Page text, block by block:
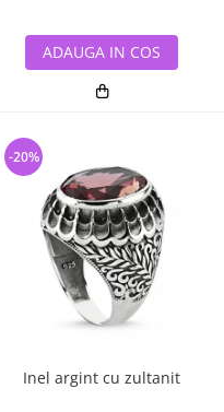
ADAUGA IN COS
Inel argint cu zultanit
-20%